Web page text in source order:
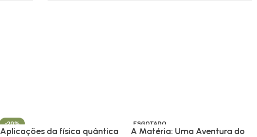
-20%
Aplicações da física quântica
ESGOTADO
A Matéria: Uma Aventura do